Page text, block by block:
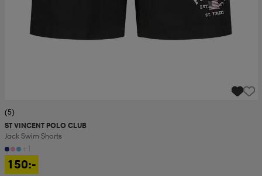
(5)
ST VINCENT POLO CLUB
Jack Swim Shorts
150:-